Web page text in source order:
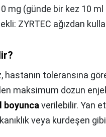
mg (günde bir kez 10 ml
ZYRTEC ağızdan
hastanın toleransına
maksimum dozun
boyuncaverilebilir. Yan
veya kurdeşen